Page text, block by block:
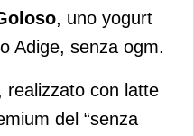
, uno yogurt
Adige, senza ogm.
realizzato con latte
del “senza